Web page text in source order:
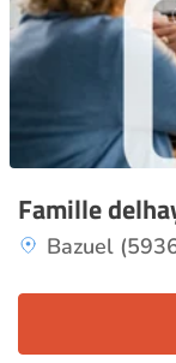
Famille
Bazuel